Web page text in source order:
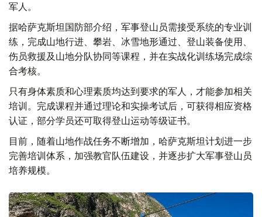
军人。
据哈萨克斯坦国防部介绍，军事登山员需接受系统的专业训
练，完成山地行进、攀岩、冰雪地形通过、登山装备使用、
伤员救援及山地分队协同等课程，并在实战化训练场完成综
合考核。
只有身体素质和心理素质均达到要求的军人，才能参加相关
培训。完成课程并通过理论和实操考试后，可获得相应资格
认证，部分学员还可取得登山运动等级证书。
目前，随着山地作战任务不断增加，哈萨克斯坦计划进一步
完善培训体系，加强教官队伍建设，并逐步扩大军事登山员
培养规模。